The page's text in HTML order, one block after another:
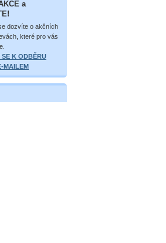
a
dozvíte o akčních
které pro vás
K ODBĚRU
MAILEM